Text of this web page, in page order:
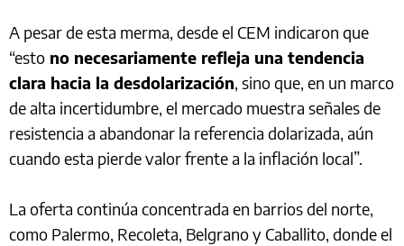
A pesar de esta merma, desde el CEM indicaron que
“esto no necesariamente refleja una tendencia
clara hacia la desdolarización, sino que, en un marco
de alta incertidumbre, el mercado muestra señales de
resistencia a abandonar la referencia dolarizada, aún
cuando esta pierde valor frente a la inflación local”.
La oferta continúa concentrada en barrios del norte,
como Palermo, Recoleta, Belgrano y Caballito, donde el